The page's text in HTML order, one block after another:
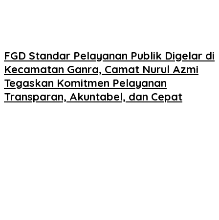
FGD Standar Pelayanan Publik Digelar di
Kecamatan Ganra, Camat Nurul Azmi
Tegaskan Komitmen Pelayanan
Transparan, Akuntabel, dan Cepat